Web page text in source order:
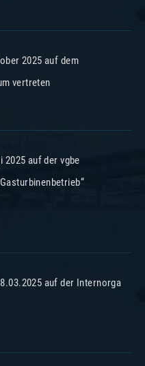
2025 auf dem
vertreten
2025 auf der vgbe
auf der Internorga